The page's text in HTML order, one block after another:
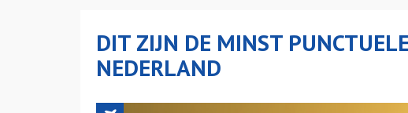
DIT ZIJN DE MINST
NEDERLAND